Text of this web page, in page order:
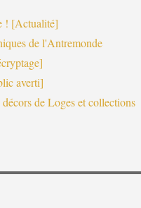
! [Actualité]
de l'Antremonde
averti]
de Loges et collections